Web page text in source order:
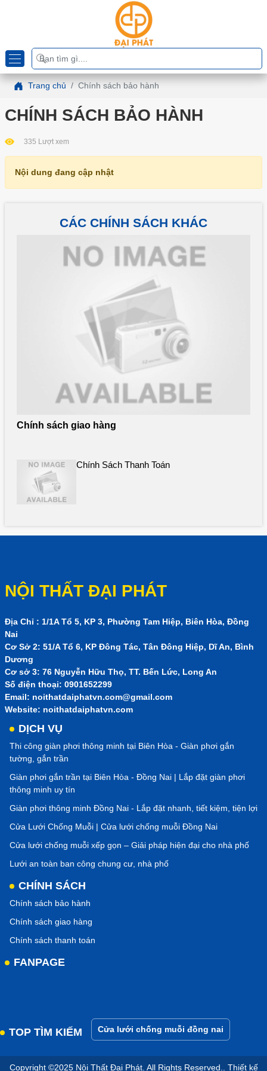
Trang chủ Chính sách bảo hành
CHÍNH SÁCH BẢO HÀNH
335 Lượt xem
Nội dung đang cập nhật
CÁC CHÍNH SÁCH KHÁC
Chính sách giao hàng
Chính Sách Thanh Toán
NỘI THẤT ĐẠI PHÁT
Địa Chỉ : 1/1A Tổ 5, KP 3, Phường Tam Hiệp, Biên Hòa, Đồng
Nai
Cơ Sở 2: 51/A Tổ 6, KP Đông Tác, Tân Đông Hiệp, Dĩ An, Bình
Dương
Cơ sở 3: 76 Nguyễn Hữu Thọ, TT. Bến Lức, Long An
Số điện thoại: 0901652299
Email: noithatdaiphatvn.com@gmail.com
Website: noithatdaiphatvn.com
DỊCH VỤ
Thi công giàn phơi thông minh tại Biên Hòa - Giàn phơi gắn
tường, gắn trần
Giàn phơi gắn trần tại Biên Hòa - Đồng Nai | Lắp đặt giàn phơi
thông minh uy tín
Giàn phơi thông minh Đồng Nai - Lắp đặt nhanh, tiết kiệm, tiện lợi
Cửa Lưới Chống Muỗi | Cửa lưới chống muỗi Đồng Nai
Cửa lưới chống muỗi xếp gọn – Giải pháp hiện đại cho nhà phố
Lưới an toàn ban công chung cư, nhà phố
CHÍNH SÁCH
Chính sách bảo hành
Chính sách giao hàng
Chính sách thanh toán
FANPAGE
TOP TÌM KIẾM Cửa lưới chống muỗi đồng nai
Copyright ©2025 Nội Thất Đại Phát. All Rights Reserved.. Thiết kế